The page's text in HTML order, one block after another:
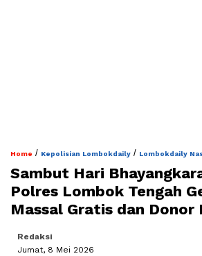
Home / Kepolisian Lombokdaily / Lombokdaily
Sambut Hari
Polres Lombok Tengah
Massal Gratis dan Donor
Redaksi
Jumat, 8 Mei 2026